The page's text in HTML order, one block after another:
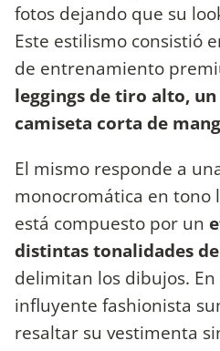
fotos dejando que su
Este estilismo consistió
de entrenamiento
leggings de tiro alto,
camiseta corta de
El mismo responde a
monocromática en tono
está compuesto por un
distintas tonalidades
delimitan los dibujos.
influyente fashionista
resaltar su vestimenta